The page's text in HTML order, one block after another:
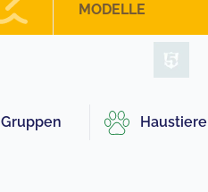
MODELLE
Gruppen Haustiere